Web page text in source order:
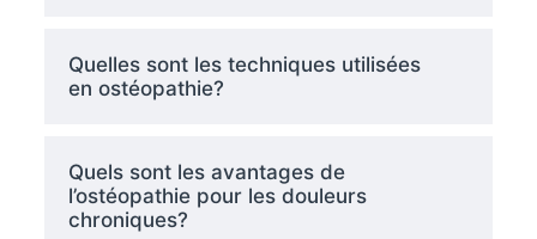
Quelles sont les techniques utilisées
en ostéopathie?
Quels sont les avantages de
l’ostéopathie pour les douleurs
chroniques?